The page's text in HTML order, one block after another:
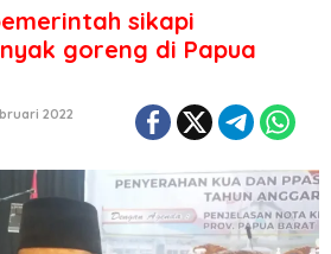
sikapi
goreng di Papua
2022